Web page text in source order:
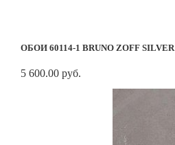
ОБОИ 60114-1 BRUNO ZOFF SILVER
5 600.00 руб.